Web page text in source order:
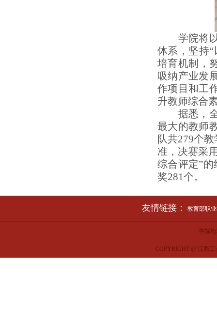
学院将以
体系，坚持
培育机制，
吸纳产业发
作项目和工
升教师综合
据悉，全
最大的教师
队共279个
准，决赛采
综合评定”
奖281个。
友情链接： 教育部职
学院
COPYRIGHT @ 江西工